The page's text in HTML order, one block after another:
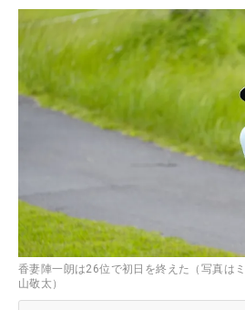
香妻陣一朗は26位で初日を終えた（写真は
山敬太）